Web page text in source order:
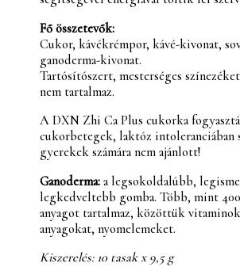
Fő összetevők:
Cukor, kávékrémpor, kávé-kivonat,
ganoderma-kivonat.
Tartósítószert, mesterséges
nem tartalmaz.
A DXN Zhi Ca Plus cukorka
cukorbetegek, laktóz intoleranciában
gyerekek számára nem ajánlott!
Ganoderma:a legsokoldalúbb,
legkedveltebb gomba. Több, mint
anyagot tartalmaz, közöttük
anyagokat, nyomelemeket.
Kiszerelés: 10 tasak x 9,5 g